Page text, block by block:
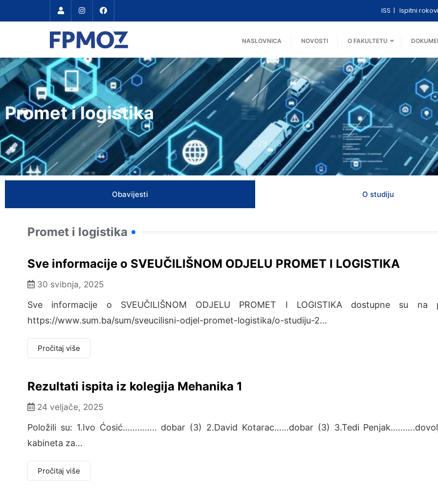
ISS Ispitni rokovi
NASLOVNICA NOVOSTI O FAKULTETU
Promet i logistika
Obavijesti O studiju
Promet i logistika
Sve informacije o SVEUČILIŠNOM ODJELU PROMET I LOGISTIKA
30 svibnja, 2025
Sve informacije o SVEUČILIŠNOM ODJELU PROMET I LOGISTIKA dostupne su na
https://www.sum.ba/sum/sveucilisni-odjel-promet-logistika/o-studiju-2…
Pročitaj više
Rezultati ispita iz kolegija Mehanika 1
24 veljače, 2025
Položili su: 1.Ivo Ćosić………….. dobar (3) 2.David Kotarac……dobar (3) 3.Tedi
kabineta za…
Pročitaj više